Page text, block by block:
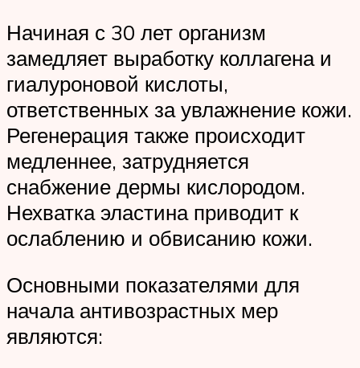
Начиная с 30 лет организм
замедляет выработку коллагена и
гиалуроновой кислоты,
ответственных за увлажнение кожи.
Регенерация также происходит
медленнее, затрудняется
снабжение дермы кислородом.
Нехватка эластина приводит к
ослаблению и обвисанию кожи.
Основными показателями для
начала антивозрастных мер
являются: